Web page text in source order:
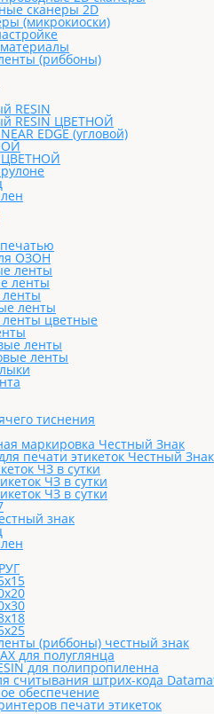
сканеры 2D
(микрокиоски)
(риббоны)
RESIN
RESIN ЦВЕТНОЙ
EDGE (угловой)
ЦВЕТНОЙ
ОЗОН
ленты
ленты
ленты
цветные
ленты
ленты
тиснения
маркировка Честный Знак
печати этикеток Честный Знак
ЧЗ в сутки
ЧЗ в сутки
ЧЗ в сутки
знак
(риббоны) честный знак
для полуглянца
для полипропиленна
считывания штрих-кода
обеспечение
печати этикеток